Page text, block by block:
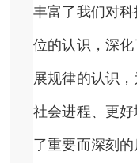
丰富了我们对
位的认识，深
展规律的认识
社会进程、更
了重要而深刻